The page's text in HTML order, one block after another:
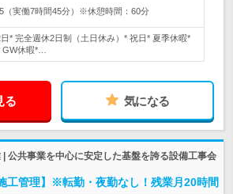
（実働7時間45分）※休憩時間：60分
* 完全週休2日制（土日休み）* 祝日* 夏季休暇*
休暇*…
る 気になる
公共事業を中心に安定した基盤を誇る設備工事会
工管理】※転勤・夜勤なし！残業月20時間